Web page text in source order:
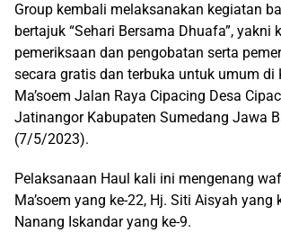
Group kembali melaksanakan kegiatan
bertajuk “Sehari Bersama Dhuafa”, yakni
pemeriksaan dan pengobatan serta
secara gratis dan terbuka untuk umum di
Ma’soem Jalan Raya Cipacing Desa
Jatinangor Kabupaten Sumedang Jawa
(7/5/2023).
Pelaksanaan Haul kali ini mengenang
Ma’soem yang ke-22, Hj. Siti Aisyah yang
Nanang Iskandar yang ke-9.